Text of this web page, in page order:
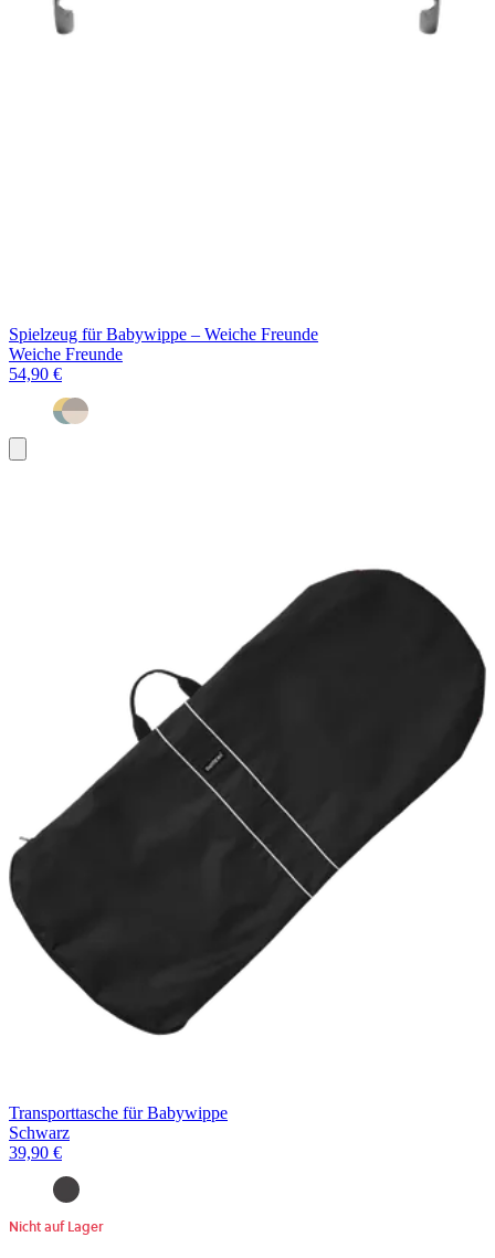
Spielzeug für Babywippe – Weiche Freunde
Weiche Freunde
54,90 €
den
Transporttasche für Babywippe
Schwarz
39,90 €
Nicht auf Lager